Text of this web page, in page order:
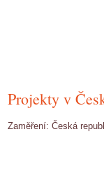
Projekty v
Zaměření: Česká